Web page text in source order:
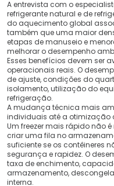
A entrevista com o
refrigerante natural e de
do aquecimento global
também que uma maior
etapas de manuseio e
melhorar o desempenho
Esses benefícios devem ser
operacionais reais. O
de ajuste, condições do
isolamento, utilização do
refrigeração.
A mudança técnica mais
individuais até a otimização
Um freezer mais rápido não
criar uma fila no
suficiente se os contêineres
segurança e rapidez. O
taxa de enchimento,
armazenamento,
interna.